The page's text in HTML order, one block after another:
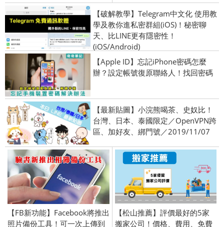
【破解教學】Telegram中文化 使用教
學及教你進私密群組(iOS)！秘密聊
天、比LINE更有隱密性！
(iOS/Android)
【Apple ID】忘記iPhone密碼怎麼
辦？設定帳號復原聯絡人！找回密碼
【最新貼圖】小浣熊喝茶、史奴比！
台灣、日本、泰國限定／OpenVPN跨
區、加好友、綁門號／2019/11/07
【FB新功能】Facebook將推出
照片備份工具！可一次上傳到
【松山推薦】評價最好的5家
搬家公司！價格、費用、免費